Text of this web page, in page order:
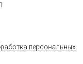
персональных